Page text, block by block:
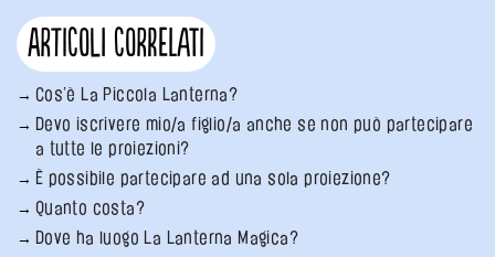
Articoli correlati
Cos’è La Piccola Lanterna?
Devo iscrivere mio/a figlio/a anche se non può partecipare
a tutte le proiezioni?
È possibile partecipare ad una sola proiezione?
Quanto costa?
Dove ha luogo La Lanterna Magica?